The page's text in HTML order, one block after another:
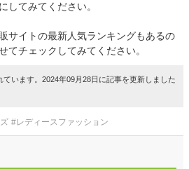
してみてください。
サイトの最新人気ランキングもあるの
てチェックしてみてください。
います。2024年09月28日に記事を更新しました
#レディースファッション